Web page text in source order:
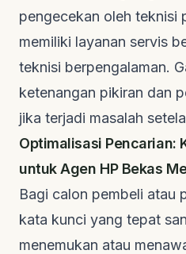
pengecekan oleh teknisi
memiliki layanan servis
teknisi berpengalaman.
ketenangan pikiran dan
jika terjadi masalah
Optimalisasi Pencarian:
untuk Agen HP Bekas
Bagi calon pembeli atau
kata kunci yang tepat
menemukan atau